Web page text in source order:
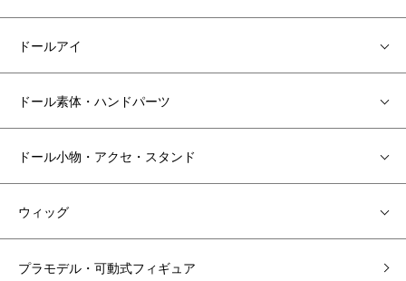
ドールアイ
ドール素体・ハンドパーツ
ドール小物・アクセ・スタンド
ウィッグ
プラモデル・可動式フィギュア